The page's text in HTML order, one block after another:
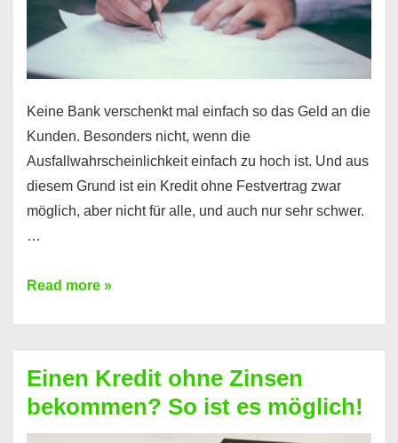
möglich!
Keine Bank verschenkt mal einfach so das Geld an die
Kunden. Besonders nicht, wenn die
Ausfallwahrscheinlichkeit einfach zu hoch ist. Und aus
diesem Grund ist ein Kredit ohne Festvertrag zwar
möglich, aber nicht für alle, und auch nur sehr schwer.
…
Ist
Festvertrag
für
jeden
Read more »
Einen Kredit ohne Zinsen
bekommen? So ist es möglich!